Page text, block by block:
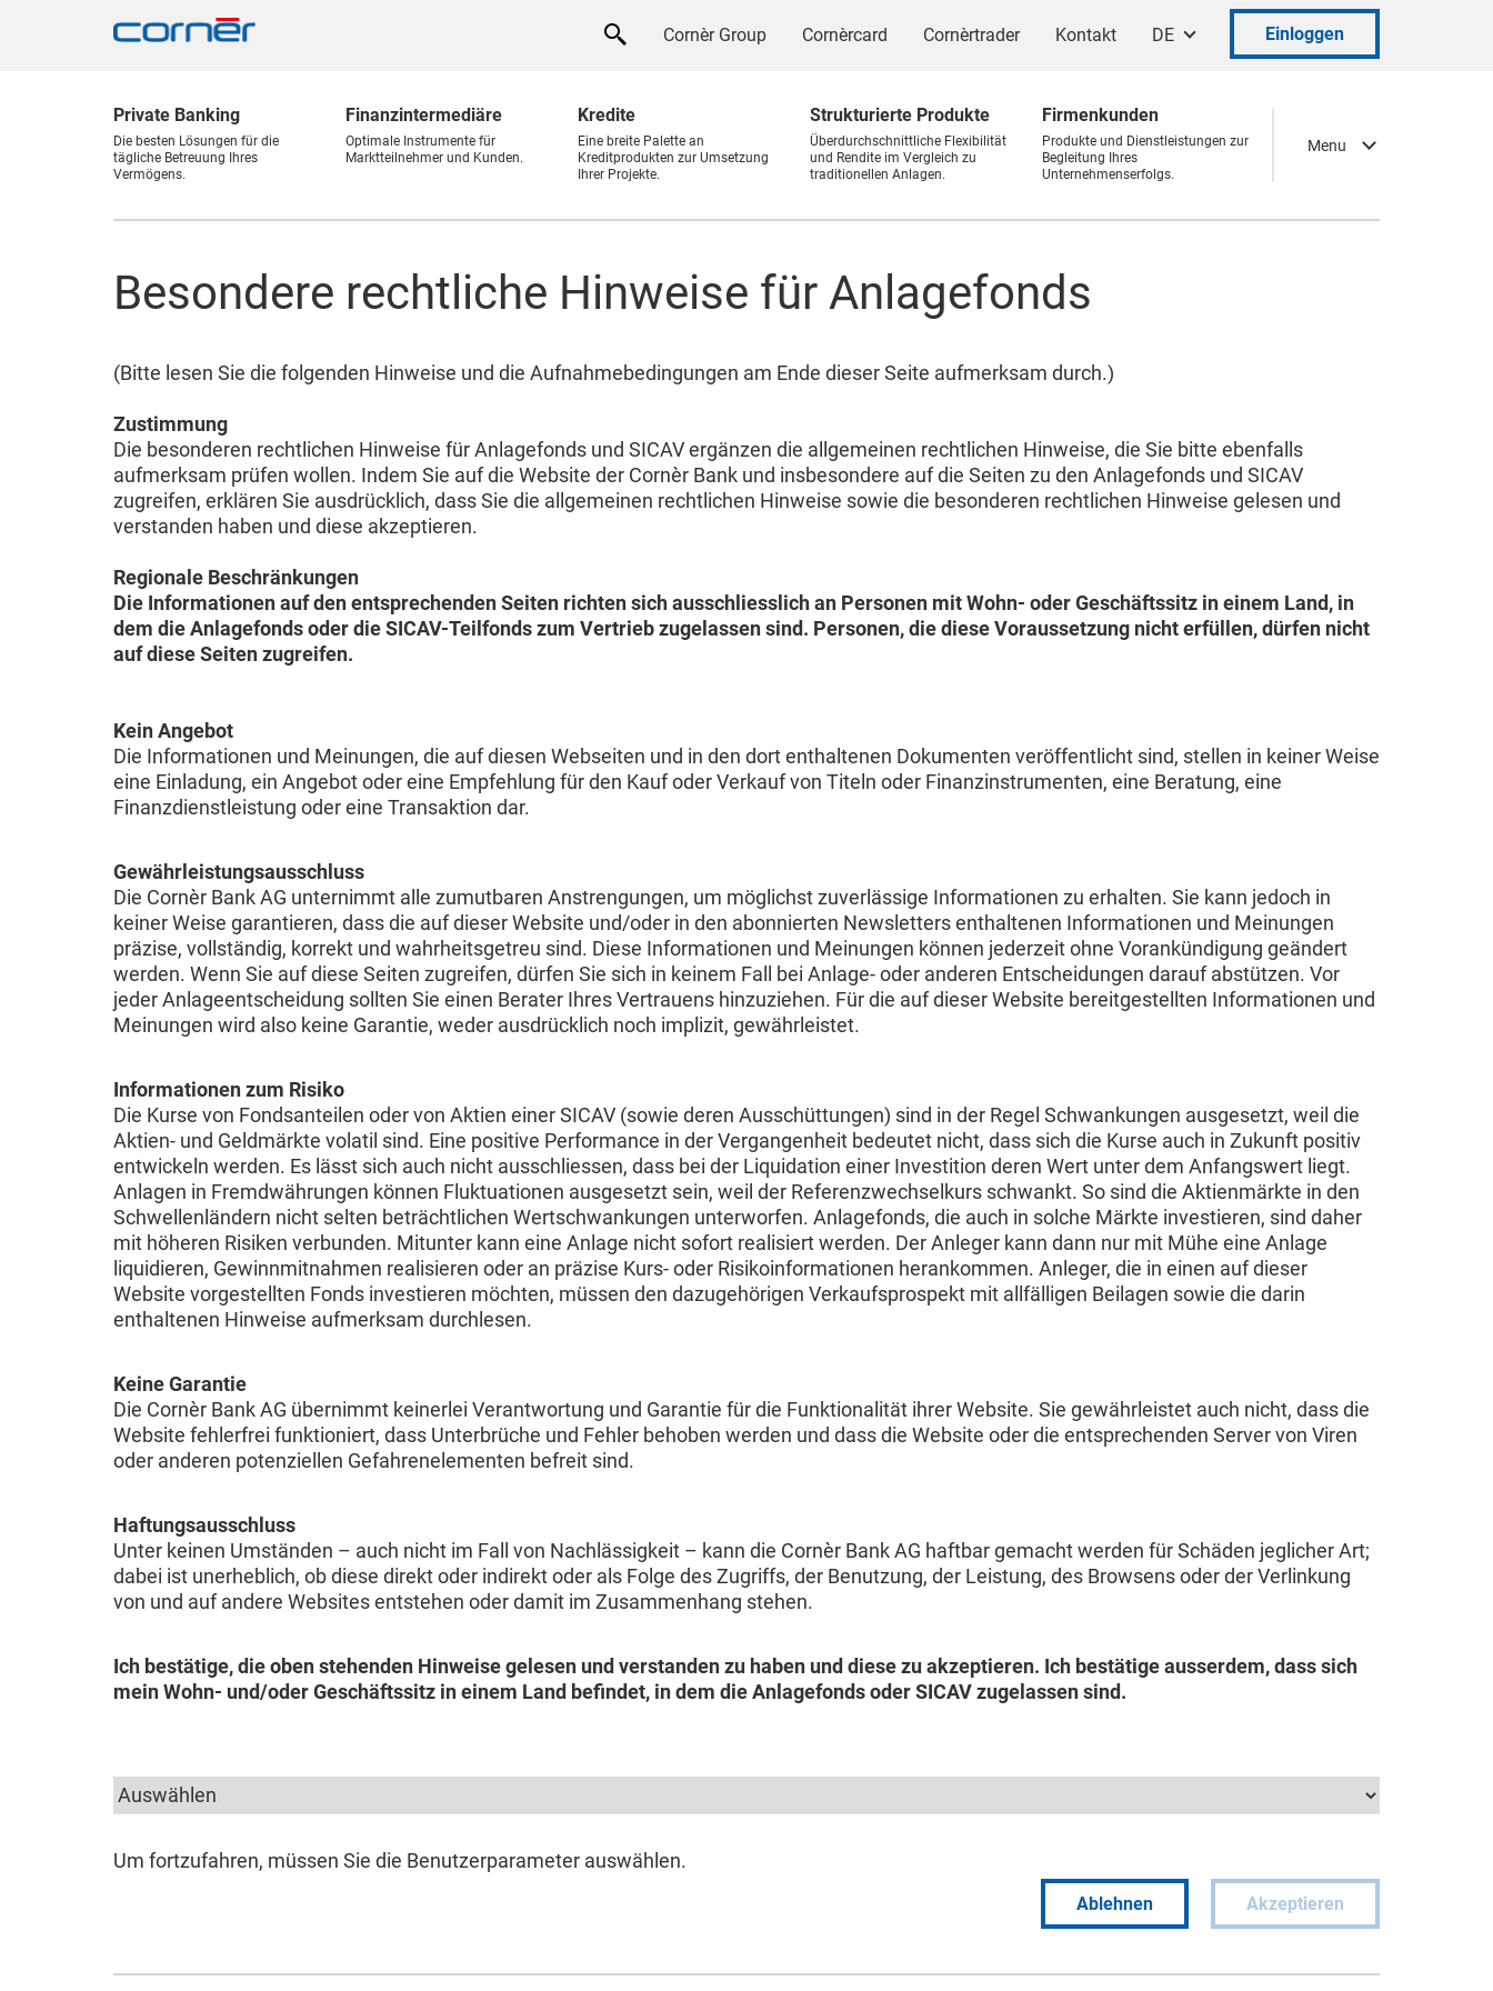
Cornèr Group Cornèrcard Cornèrtrader Kontakt DE Einloggen
Menu
Private Banking
Die besten Lösungen für die
tägliche Betreuung Ihres
Vermögens.
Finanzintermediäre
Optimale Instrumente für
Marktteilnehmer und Kunden.
Kredite
Eine breite Palette an
Kreditprodukten zur Umsetzung
Ihrer Projekte.
Strukturierte Produkte
Überdurchschnittliche Flexibilität
und Rendite im Vergleich zu
traditionellen Anlagen.
Firmenkunden
Produkte und Dienstleistungen zur
Begleitung Ihres
Unternehmenserfolgs.
Besondere rechtliche Hinweise für Anlagefonds
(Bitte lesen Sie die folgenden Hinweise und die Aufnahmebedingungen am Ende dieser Seite aufmerksam durch.)
Zustimmung
Die besonderen rechtlichen Hinweise für Anlagefonds und SICAV ergänzen die allgemeinen rechtlichen Hinweise, die Sie bitte ebenfalls
aufmerksam prüfen wollen. Indem Sie auf die Website der Cornèr Bank und insbesondere auf die Seiten zu den Anlagefonds und SICAV
zugreifen, erklären Sie ausdrücklich, dass Sie die allgemeinen rechtlichen Hinweise sowie die besonderen rechtlichen Hinweise gelesen und
verstanden haben und diese akzeptieren.
Regionale Beschränkungen
Die Informationen auf den entsprechenden Seiten richten sich ausschliesslich an Personen mit Wohn- oder Geschäftssitz in einem Land, in
dem die Anlagefonds oder die SICAV-Teilfonds zum Vertrieb zugelassen sind. Personen, die diese Voraussetzung nicht erfüllen, dürfen nicht
auf diese Seiten zugreifen.
Kein Angebot
Die Informationen und Meinungen, die auf diesen Webseiten und in den dort enthaltenen Dokumenten veröffentlicht sind, stellen in keiner Weise
eine Einladung, ein Angebot oder eine Empfehlung für den Kauf oder Verkauf von Titeln oder Finanzinstrumenten, eine Beratung, eine
Finanzdienstleistung oder eine Transaktion dar.
Gewährleistungsausschluss
Die Cornèr Bank AG unternimmt alle zumutbaren Anstrengungen, um möglichst zuverlässige Informationen zu erhalten. Sie kann jedoch in
keiner Weise garantieren, dass die auf dieser Website und/oder in den abonnierten Newsletters enthaltenen Informationen und Meinungen
präzise, vollständig, korrekt und wahrheitsgetreu sind. Diese Informationen und Meinungen können jederzeit ohne Vorankündigung geändert
werden. Wenn Sie auf diese Seiten zugreifen, dürfen Sie sich in keinem Fall bei Anlage- oder anderen Entscheidungen darauf abstützen. Vor
jeder Anlageentscheidung sollten Sie einen Berater Ihres Vertrauens hinzuziehen. Für die auf dieser Website bereitgestellten Informationen und
Meinungen wird also keine Garantie, weder ausdrücklich noch implizit, gewährleistet.
Informationen zum Risiko
Die Kurse von Fondsanteilen oder von Aktien einer SICAV (sowie deren Ausschüttungen) sind in der Regel Schwankungen ausgesetzt, weil die
Aktien- und Geldmärkte volatil sind. Eine positive Performance in der Vergangenheit bedeutet nicht, dass sich die Kurse auch in Zukunft positiv
entwickeln werden. Es lässt sich auch nicht ausschliessen, dass bei der Liquidation einer Investition deren Wert unter dem Anfangswert liegt.
Anlagen in Fremdwährungen können Fluktuationen ausgesetzt sein, weil der Referenzwechselkurs schwankt. So sind die Aktienmärkte in den
Schwellenländern nicht selten beträchtlichen Wertschwankungen unterworfen. Anlagefonds, die auch in solche Märkte investieren, sind daher
mit höheren Risiken verbunden. Mitunter kann eine Anlage nicht sofort realisiert werden. Der Anleger kann dann nur mit Mühe eine Anlage
liquidieren, Gewinnmitnahmen realisieren oder an präzise Kurs- oder Risikoinformationen herankommen. Anleger, die in einen auf dieser
Website vorgestellten Fonds investieren möchten, müssen den dazugehörigen Verkaufsprospekt mit allfälligen Beilagen sowie die darin
enthaltenen Hinweise aufmerksam durchlesen.
Keine Garantie
Die Cornèr Bank AG übernimmt keinerlei Verantwortung und Garantie für die Funktionalität ihrer Website. Sie gewährleistet auch nicht, dass die
Website fehlerfrei funktioniert, dass Unterbrüche und Fehler behoben werden und dass die Website oder die entsprechenden Server von Viren
oder anderen potenziellen Gefahrenelementen befreit sind.
Haftungsausschluss
Unter keinen Umständen – auch nicht im Fall von Nachlässigkeit – kann die Cornèr Bank AG haftbar gemacht werden für Schäden jeglicher Art;
dabei ist unerheblich, ob diese direkt oder indirekt oder als Folge des Zugriffs, der Benutzung, der Leistung, des Browsens oder der Verlinkung
von und auf andere Websites entstehen oder damit im Zusammenhang stehen.
Ich bestätige, die oben stehenden Hinweise gelesen und verstanden zu haben und diese zu akzeptieren. Ich bestätige ausserdem, dass sich
mein Wohn- und/oder Geschäftssitz in einem Land befindet, in dem die Anlagefonds oder SICAV zugelassen sind.
Um fortzufahren, müssen Sie die Benutzerparameter auswählen.
Akzeptieren
Ablehnen